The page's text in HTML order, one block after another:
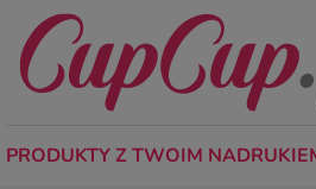
PRODUKTY Z TWOIM